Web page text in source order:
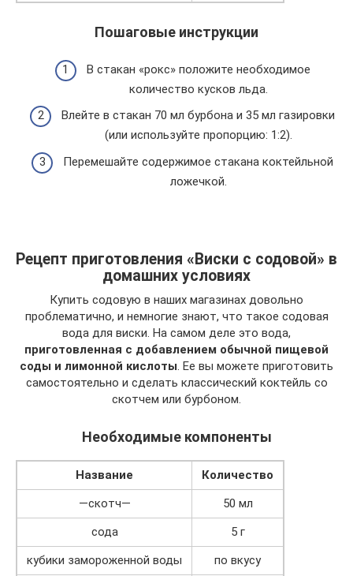
Пошаговые инструкции
В стакан «рокс» положите необходимое
количество кусков льда.
Влейте в стакан 70 мл бурбона и 35 мл газировки
(или используйте пропорцию: 1:2).
Перемешайте содержимое стакана коктейльной
ложечкой.
Рецепт приготовления «Виски с содовой» в
домашних условиях
Купить содовую в наших магазинах довольно
проблематично, и немногие знают, что такое содовая
вода для виски. На самом деле это вода,
приготовленная с добавлением обычной пищевой
соды и лимонной кислоты . Ее вы можете приготовить
самостоятельно и сделать классический коктейль со
скотчем или бурбоном.
Необходимые компоненты
Название
Количество
—скотч—
50 мл
сода
5 г
кубики замороженной воды
по вкусу